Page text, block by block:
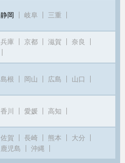
静岡 岐阜 三重
兵庫 京都 滋賀
奈良
島根 岡山 広島 山口
香川 愛媛 高知
佐賀 長崎 熊本
大分
鹿児島 沖縄